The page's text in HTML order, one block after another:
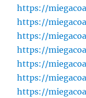
https://
https://
https://
https://
https://
https://
https://